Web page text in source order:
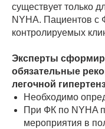
существует только
NYHA. Пациентов с
контролируемых
Эксперты
обязательные
легочной
Необходимо
При ФК по NYHA
мероприятия в